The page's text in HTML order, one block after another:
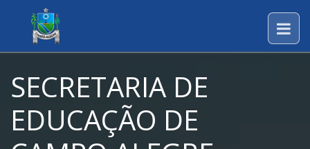
SECRETARIA DE
EDUCAÇÃO DE